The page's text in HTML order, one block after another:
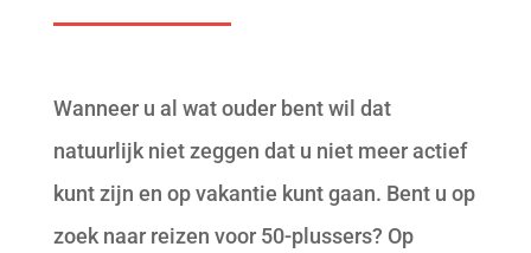
Wanneer u al wat ouder bent wil dat
natuurlijk niet zeggen dat u niet meer actief
kunt zijn en op vakantie kunt gaan. Bent u op
zoek naar reizen voor 50-plussers? Op